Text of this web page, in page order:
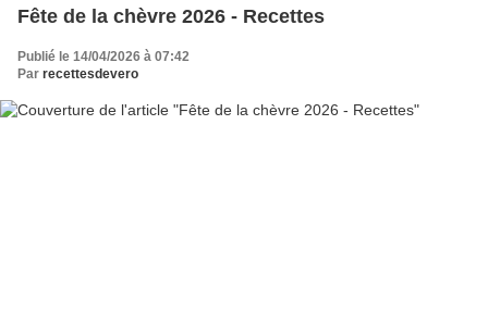
Fête de la chèvre 2026 - Recettes
Publié le 14/04/2026 à 07:42
Par recettesdevero